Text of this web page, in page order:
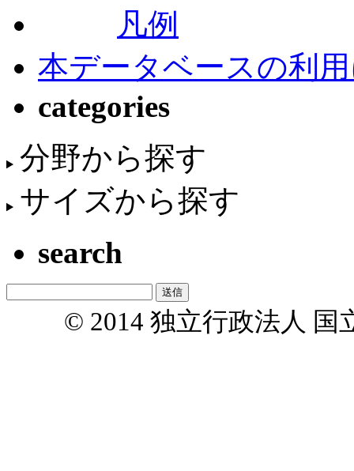
凡例
本データベースの利
categories
分野から探す
サイズから探す
search
© 2014 独立行政法人 国